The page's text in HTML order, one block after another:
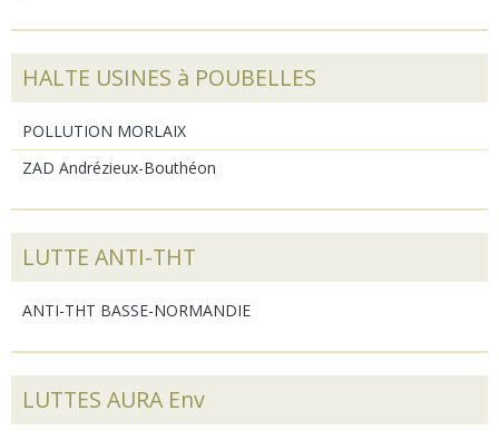
HALTE USINES à POUBELLES
POLLUTION MORLAIX
ZAD Andrézieux-Bouthéon
LUTTE ANTI-THT
ANTI-THT BASSE-NORMANDIE
LUTTES AURA Env